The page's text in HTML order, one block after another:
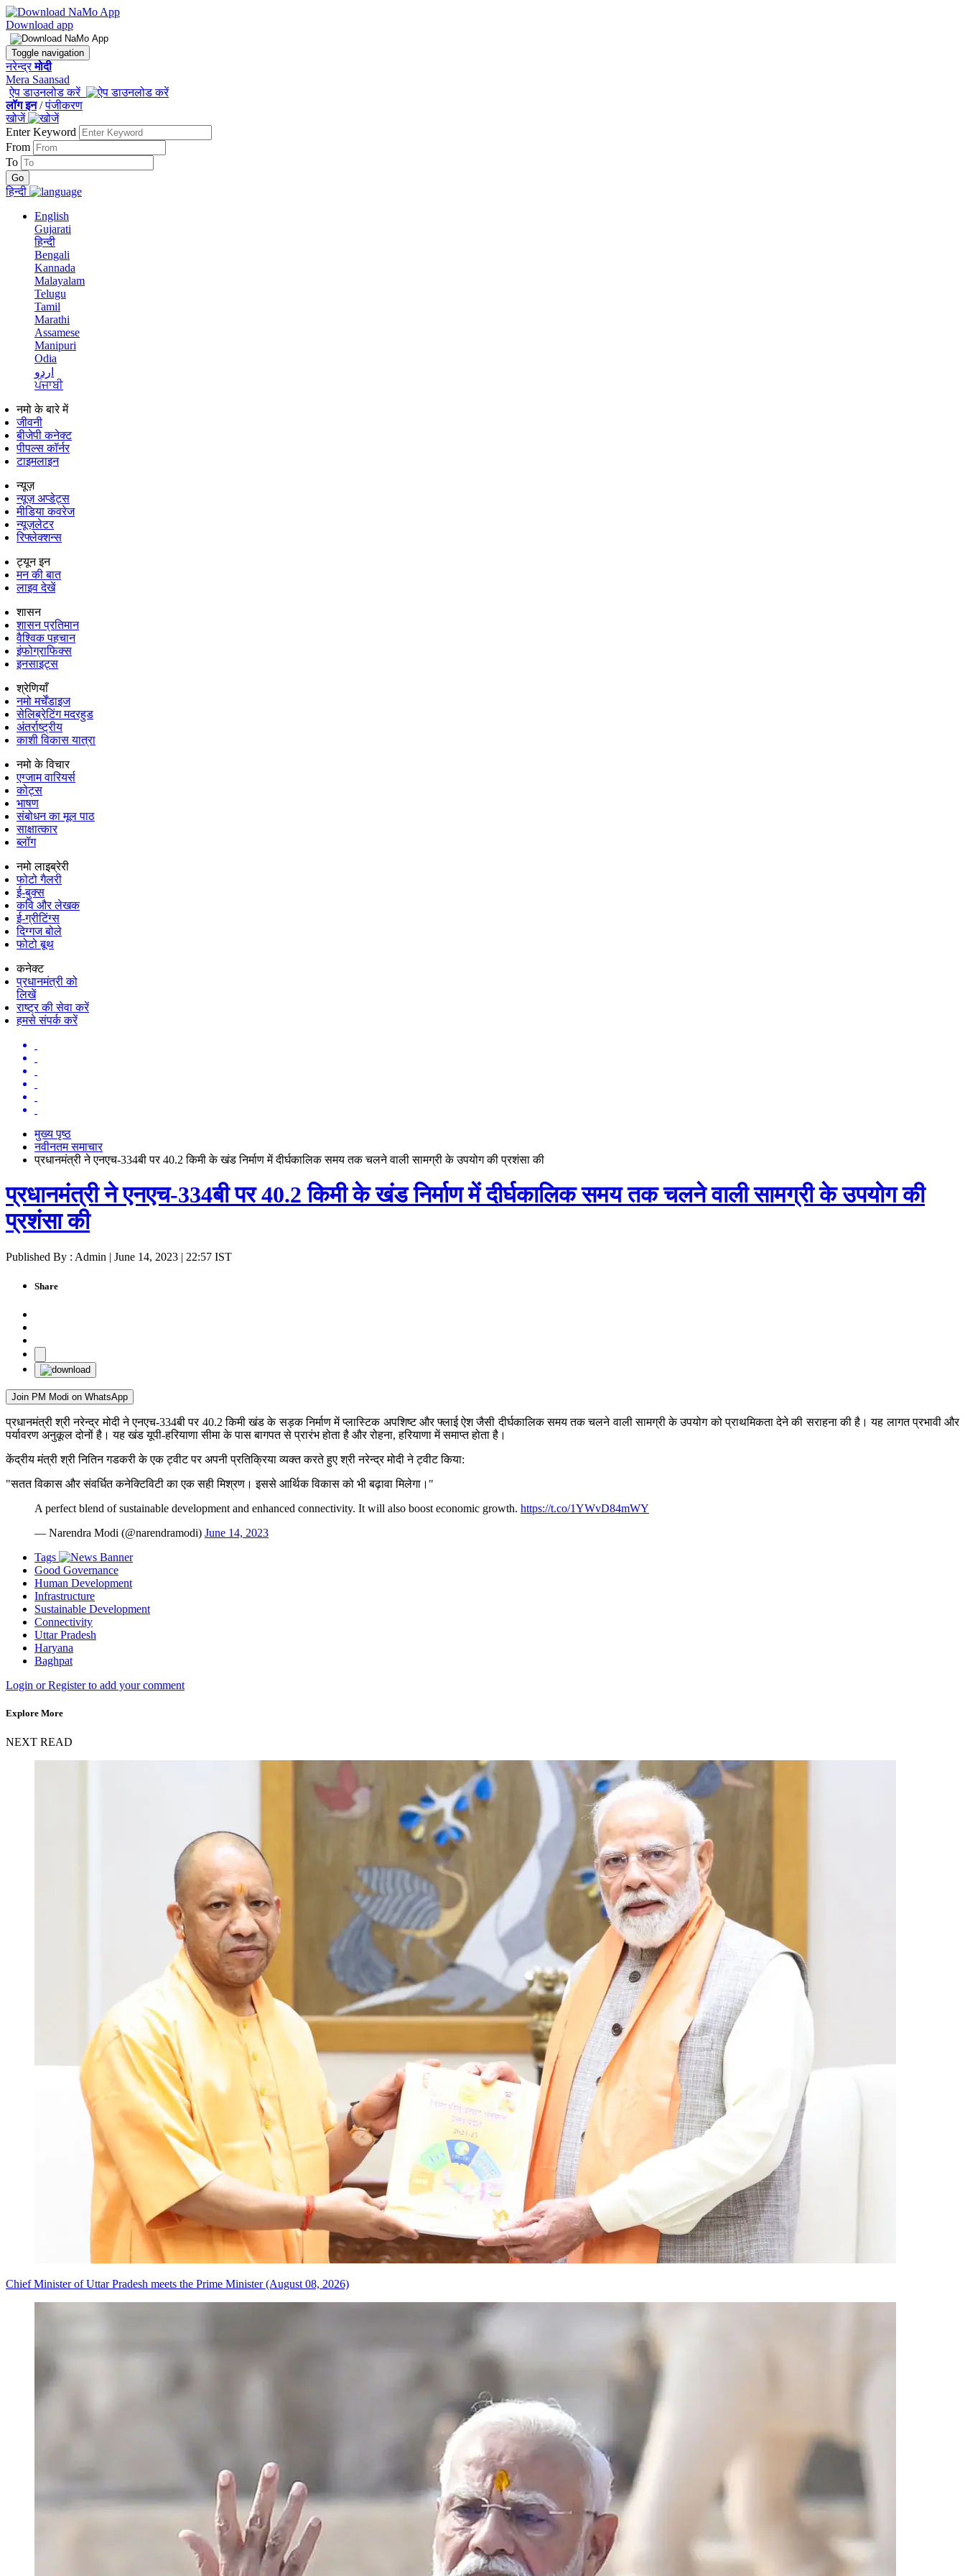
Download app
Toggle navigation
नरेन्द्रमोदी
Mera Saansad
ऐप डाउनलोड करें
लॉग इन/पंजीकरण
खोजें
Enter Keyword
From
To
हिन्दी
English
Gujarati
हिन्दी
Bengali
Kannada
Malayalam
Telugu
Tamil
Marathi
Assamese
Manipuri
Odia
اردو
ਪੰਜਾਬੀ
नमो के बारे में
जीवनी
बीजेपी कनेक्ट
पीपल्स कॉर्नर
टाइमलाइन
न्यूज़
न्यूज़ अप्डेट्स
मीडिया कवरेज
न्यूज़लेटर
रिफ्लेक्शन्स
ट्यून इन
मन की बात
लाइव देखें
शासन
शासन प्रतिमान
वैश्विक पहचान
इंफोग्राफिक्स
इनसाइट्स
श्रेणियाँ
नमो मर्चेंडाइज
सेलिब्रेटिंग मदरहुड
अंतर्राष्‍ट्रीय
काशी विकास यात्रा
नमो के विचार
एग्जाम वारियर्स
कोट्स
भाषण
संबोधन का मूल पाठ
साक्षात्कार
ब्लॉग
नमो लाइब्रेरी
फोटो गैलरी
ई-बुक्स
कवि और लेखक
ई-ग्रीटिंग्स
दिग्गज बोले
फोटो बूथ
कनेक्ट
प्रधानमंत्री को
लिखें
राष्ट्र की सेवा करें
हमसे संपर्क करें
मुख्य पृष्ठ
नवीनतम समाचार
प्रधानमंत्री ने एनएच-334बी पर 40.2 किमी के खंड निर्माण में दीर्घकालिक समय तक चलने वाली सामग्री के उपयोग की प्रशंसा की
प्रधानमंत्री ने एनएच-334बी पर 40.2 किमी के खंड निर्माण में दीर्घकालिक समय तक चलने वाली सामग्री के उपयोग की
प्रशंसा की
Published By : Admin | June 14, 2023 | 22:57 IST
Share
Join PM Modi on WhatsApp
प्रधानमंत्री श्री नरेन्द्र मोदी ने एनएच-334बी पर 40.2 किमी खंड के सड़क निर्माण में प्लास्टिक अपशिष्ट और फ्लाई ऐश जैसी दीर्घकालिक समय तक चलने वाली सामग्री के उपयोग को प्राथमिकता देने की सराहना की है। यह लागत प्रभावी और
पर्यावरण अनुकूल दोनों है। यह खंड यूपी-हरियाणा सीमा के पास बागपत से प्रारंभ होता है और रोहना, हरियाणा में समाप्त होता है।
केंद्रीय मंत्री श्री नितिन गडकरी के एक ट्वीट पर अपनी प्रतिक्रिया व्यक्त करते हुए श्री नरेन्द्र मोदी ने ट्वीट किया:
"सतत विकास और संवर्धित कनेक्टिविटी का एक सही मिश्रण। इससे आर्थिक विकास को भी बढ़ावा मिलेगा।"
A perfect blend of sustainable development and enhanced connectivity. It will also boost economic growth. https://t.co/1YWvD84mWY
— Narendra Modi (@narendramodi) June 14, 2023
Tags
Good Governance
Human Development
Infrastructure
Sustainable Development
Connectivity
Uttar Pradesh
Haryana
Baghpat
Login or Register to add your comment
Explore More
NEXT READ
Chief Minister of Uttar Pradesh meets the Prime Minister (August 08, 2026)